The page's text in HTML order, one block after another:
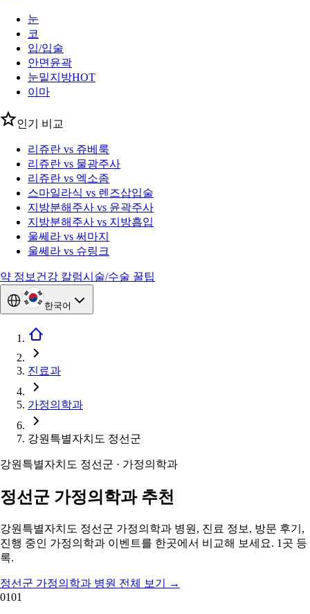
눈
코
입/입술
안면윤곽
눈밑지방HOT
이마
인기 비교
리쥬란 vs 쥬베룩
리쥬란 vs 물광주사
리쥬란 vs 엑소좀
스마일라식 vs 렌즈삽입술
지방분해주사 vs 윤곽주사
지방분해주사 vs 지방흡입
울쎄라 vs 써마지
울쎄라 vs 슈링크
약 정보 건강 칼럼시술/수술 꿀팁
한국어
진료과
가정의학과
강원특별자치도 정선군
강원특별자치도 정선군 · 가정의학과
정선군 가정의학과 추천
강원특별자치도 정선군 가정의학과 병원, 진료 정보, 방문 후기,
진행 중인 가정의학과 이벤트를 한곳에서 비교해 보세요. 1곳 등
록.
정선군 가정의학과 병원 전체 보기
→
0101